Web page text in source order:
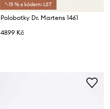
*-15 % s kódem: LST
Polobotky Dr. Martens 1461
4899 Kč